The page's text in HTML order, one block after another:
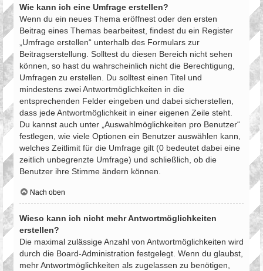
Wie kann ich eine Umfrage erstellen?
Wenn du ein neues Thema eröffnest oder den ersten
Beitrag eines Themas bearbeitest, findest du ein Register
„Umfrage erstellen“ unterhalb des Formulars zur
Beitragserstellung. Solltest du diesen Bereich nicht sehen
können, so hast du wahrscheinlich nicht die Berechtigung,
Umfragen zu erstellen. Du solltest einen Titel und
mindestens zwei Antwortmöglichkeiten in die
entsprechenden Felder eingeben und dabei sicherstellen,
dass jede Antwortmöglichkeit in einer eigenen Zeile steht.
Du kannst auch unter „Auswahlmöglichkeiten pro Benutzer“
festlegen, wie viele Optionen ein Benutzer auswählen kann,
welches Zeitlimit für die Umfrage gilt (0 bedeutet dabei eine
zeitlich unbegrenzte Umfrage) und schließlich, ob die
Benutzer ihre Stimme ändern können.
Nach oben
Wieso kann ich nicht mehr Antwortmöglichkeiten
erstellen?
Die maximal zulässige Anzahl von Antwortmöglichkeiten wird
durch die Board-Administration festgelegt. Wenn du glaubst,
mehr Antwortmöglichkeiten als zugelassen zu benötigen,